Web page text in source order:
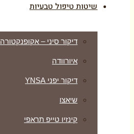
שיטות טיפול טבעיות
דיקור סיני – אקופנקטורה
איורוודה
דיקור יפני YNSA
שיאצו
קינזיו טייפ תראפי